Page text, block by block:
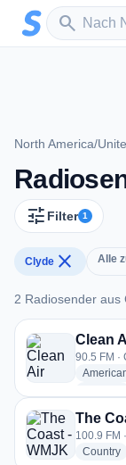
Zum Hauptinhalt
search
Sender
North America/
tune Filter 1
Clyde close Alle
2 Radiosender aus
2 Radiosender
Clean
90.5 FM ·
The
100.9 FM
Country